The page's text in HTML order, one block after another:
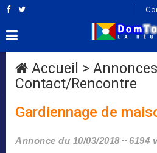
Accueil >
Contact/Rencontre
Gardiennage de
Annonce du 10/03/2018 6194